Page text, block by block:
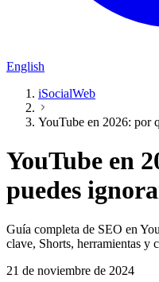
English
iSocialWeb
YouTube en 2026: por
YouTube en
puedes
Guía completa de SEO en
clave, Shorts, herramientas y
21 de noviembre de 2024